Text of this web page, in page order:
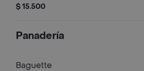
relleno con carne de res desmechada
queso se derrita.
$ 15.500
Panadería
Baguette